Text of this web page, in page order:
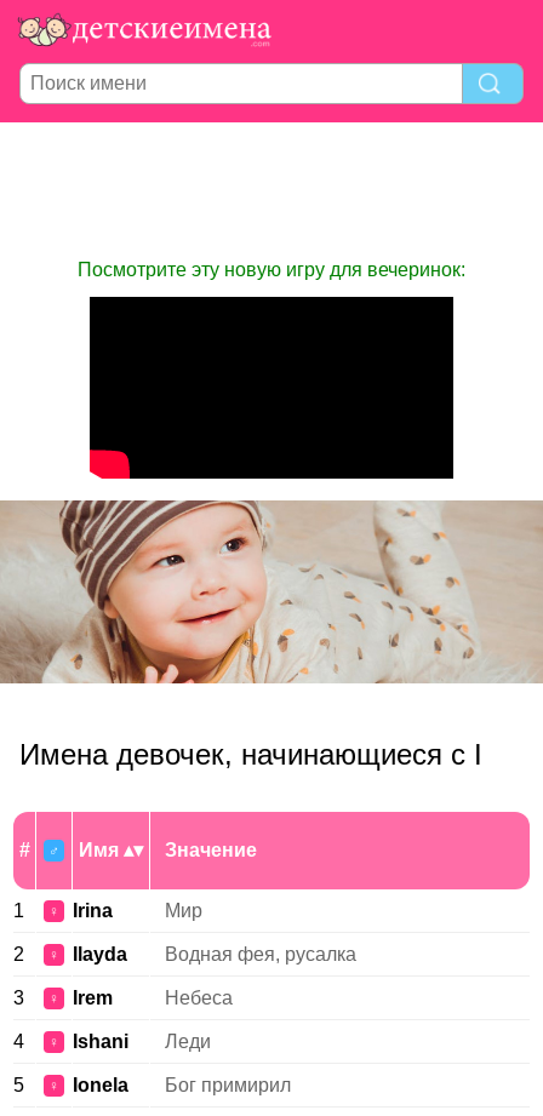
Посмотрите эту новую игру для вечеринок:
Имена девочек, начинающиеся с I
# ♂ Имя Значение
1 ♀ Irina Мир
2 ♀ Ilayda Водная фея, русалка
3 ♀ Irem Небеса
4 ♀ Ishani Леди
5 ♀ Ionela Бог примирил